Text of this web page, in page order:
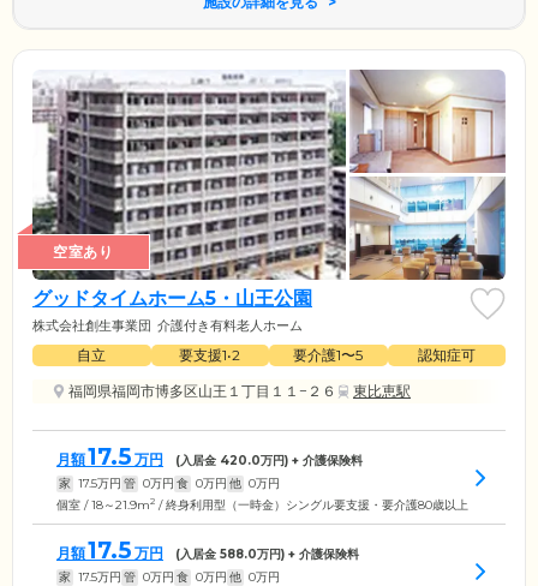
空室あり
グッドタイムホーム5・山王公園
株式会社創生事業団 介護付き有料老人ホーム
自立 要支援1•2 要介護1〜5
認知症可
福岡県福岡市博多区山王１丁目１１−２６
東比恵駅
月額17.5 万円 (入居金 420.0万円) + 介護保険料
家 17.5万円 管 0万円 食 0万円 他 0万円
個室 / 18～21.9m2 / 終身利用型（一時金）シングル要支援・要介護80歳以上
月額17.5 万円 (入居金 588.0万円) + 介護保険料
家 17.5万円 管 0万円 食 0万円 他 0万円